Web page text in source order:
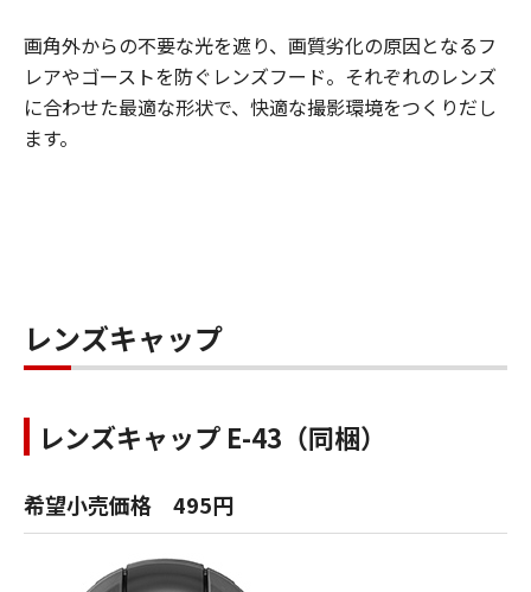
画角外からの不要な光を遮り、画質劣化の原因となるフ
レアやゴーストを防ぐレンズフード。それぞれのレンズ
に合わせた最適な形状で、快適な撮影環境をつくりだし
ます。
レンズキャップ
レンズキャップ E-43（同梱）
希望小売価格 495円